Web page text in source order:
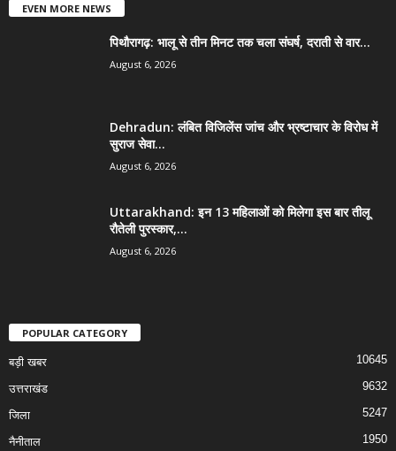
EVEN MORE NEWS
पिथौरागढ़: भालू से तीन मिनट तक चला संघर्ष, दराती से वार...
August 6, 2026
Dehradun: लंबित विजिलेंस जांच और भ्रष्टाचार के विरोध में
सुराज सेवा...
August 6, 2026
Uttarakhand: इन 13 महिलाओं को मिलेगा इस बार तीलू
रौतेली पुरस्कार,...
August 6, 2026
POPULAR CATEGORY
बड़ी खबर 10645
उत्तराखंड 9632
जिला 5247
नैनीताल 1950